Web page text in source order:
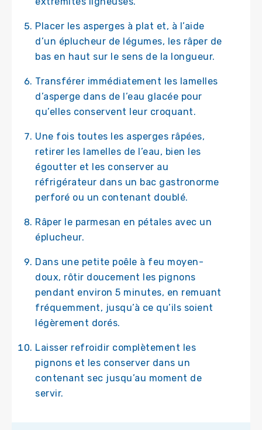
Placer les asperges à plat et, à l’aide
d’un éplucheur de légumes, les râper de
bas en haut sur le sens de la longueur.
Transférer immédiatement les lamelles
d’asperge dans de l’eau glacée pour
qu’elles conservent leur croquant.
Une fois toutes les asperges râpées,
retirer les lamelles de l’eau, bien les
égoutter et les conserver au
réfrigérateur dans un bac gastronorme
perforé ou un contenant doublé.
Râper le parmesan en pétales avec un
éplucheur.
Dans une petite poêle à feu moyen-
doux, rôtir doucement les pignons
pendant environ 5 minutes, en remuant
fréquemment, jusqu’à ce qu’ils soient
légèrement dorés.
Laisser refroidir complètement les
pignons et les conserver dans un
contenant sec jusqu’au moment de
servir.